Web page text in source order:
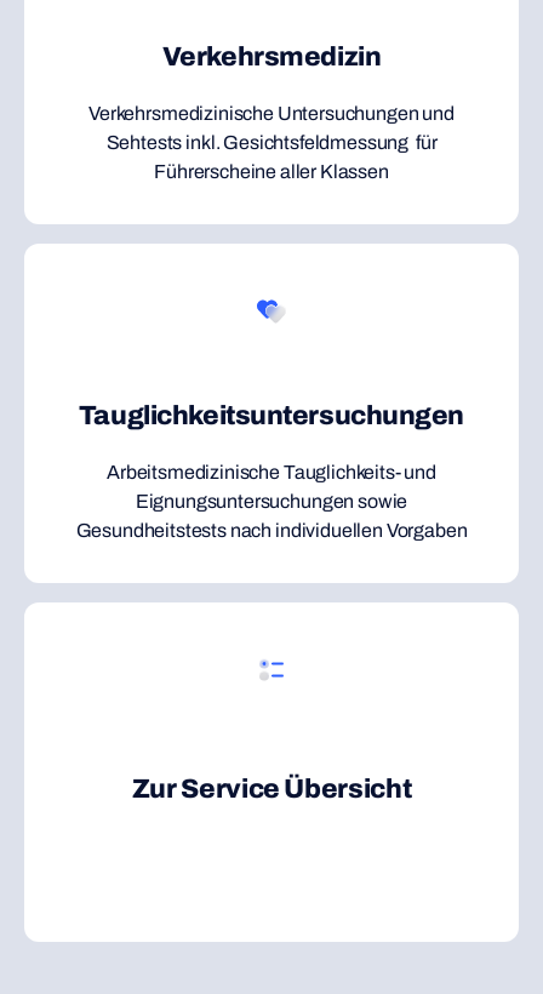
Verkehrsmedizin
Verkehrsmedizinische Untersuchungen und
Sehtests inkl. Gesichtsfeldmessung für
Führerscheine aller Klassen
Tauglichkeitsuntersuchungen
Arbeitsmedizinische Tauglichkeits- und
Eignungsuntersuchungen sowie
Gesundheitstests nach individuellen Vorgaben
Zur Service Übersicht